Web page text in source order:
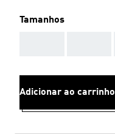
Tamanhos
Adicionar ao carrinho